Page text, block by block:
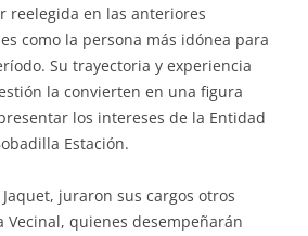
reelegida en las anteriores
como la persona más idónea para
Su trayectoria y experiencia
la convierten en una figura
los intereses de la Entidad
Estación.
juraron sus cargos otros
Vecinal, quienes desempeñarán